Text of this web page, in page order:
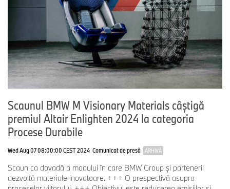
Scaunul BMW M Visionary Materials câştigă
premiul Altair Enlighten 2024 la categoria
Procese Durabile
Wed Aug 07 08:00:00 CEST 2024 Comunicat de presă ARHIVĂ
Scaun ca dovadă a modului în care BMW Group şi partenerii
dezvoltă materiale inovatoare. +++ O prespectivă asupra